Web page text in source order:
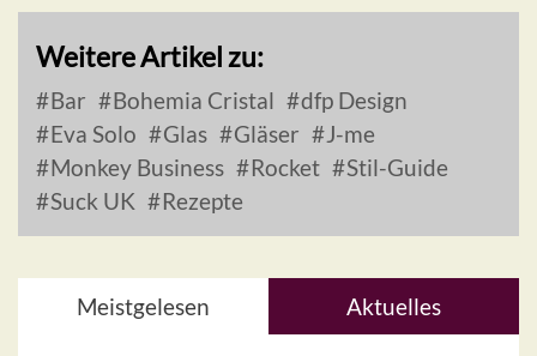
Weitere Artikel zu:
Bar Bohemia Cristal
dfp Design
Eva Solo
Glas Gläser
J-me
Monkey Business
Rocket
Stil-Guide
Suck UK
Rezepte
Meistgelesen Aktuelles